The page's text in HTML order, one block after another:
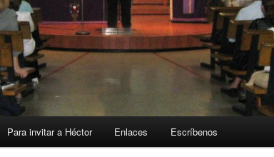
Para invitar a Héctor Enlaces Escríbenos